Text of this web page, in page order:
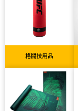
格闘技用品